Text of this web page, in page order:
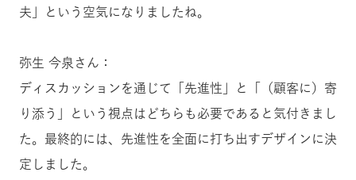
夫」という空気になりましたね。
弥生 今泉さん：
ディスカッションを通じて「先進性」と「（顧客に）寄
り添う」という視点はどちらも必要であると気付きまし
た。最終的には、先進性を全面に打ち出すデザインに決
定しました。